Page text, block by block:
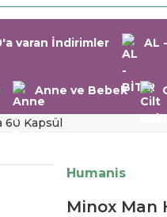
varan İndirimler AL
Anne ve Bebek
60 Kapsül
Humanis
Minox Man